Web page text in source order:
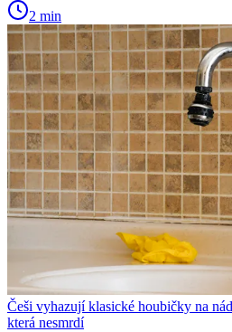
2 min
Češi vyhazují klasické houbičky na
která nesmrdí